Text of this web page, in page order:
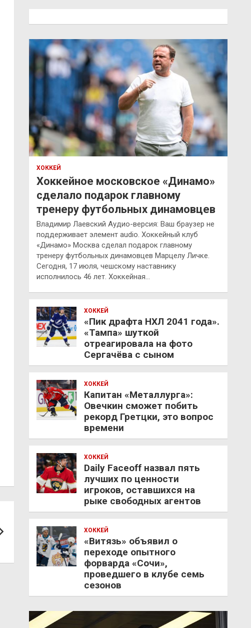
ХОККЕЙ
Хоккейное московское «Динамо»
сделало подарок главному
тренеру футбольных динамовцев
Владимир Лаевский Аудио-версия: Ваш браузер не
поддерживает элемент audio. Хоккейный клуб
«Динамо» Москва сделал подарок главному
тренеру футбольных динамовцев Марцелу Личке.
Сегодня, 17 июля, чешскому наставнику
исполнилось 46 лет. Хоккейная…
ХОККЕЙ
«Пик драфта НХЛ 2041 года».
«Тампа» шуткой
отреагировала на фото
Сергачёва с сыном
ХОККЕЙ
Капитан «Металлурга»:
Овечкин сможет побить
рекорд Гретцки, это вопрос
времени
ХОККЕЙ
Daily Faceoff назвал пять
лучших по ценности
игроков, оставшихся на
рыке свободных агентов
ХОККЕЙ
«Витязь» объявил о
переходе опытного
форварда «Сочи»,
проведшего в клубе семь
сезонов